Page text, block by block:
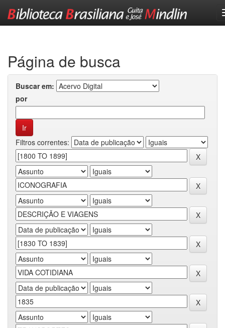
Página de busca
Buscar em:
por
Filtros correntes: